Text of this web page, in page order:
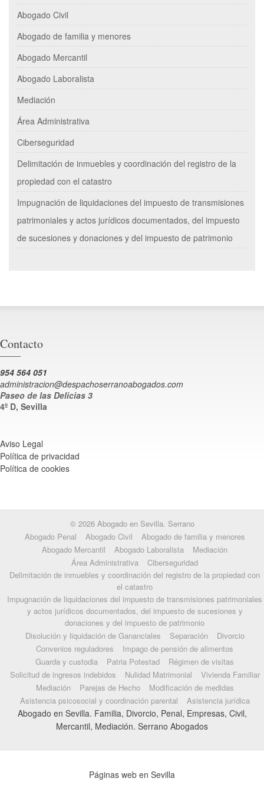
Abogado Civil
Abogado de familia y menores
Abogado Mercantil
Abogado Laboralista
Mediación
Área Administrativa
Ciberseguridad
Delimitación de inmuebles y coordinación del registro de la
propiedad con el catastro
Impugnación de liquidaciones del impuesto de transmisiones
patrimoniales y actos jurídicos documentados, del impuesto
de sucesiones y donaciones y del impuesto de patrimonio
Contacto
954 564 051
administracion@despachoserranoabogados.com
Paseo de las Delicias 3
4º D, Sevilla
Aviso Legal
Política de privacidad
Política de cookies
© 2026 Abogado en Sevilla. Serrano
Abogado Penal
Abogado Civil
Abogado de familia y menores
Abogado Mercantil
Abogado Laboralista
Mediación
Área Administrativa
Ciberseguridad
Delimitación de inmuebles y coordinación del registro de la propiedad con
el catastro
Impugnación de liquidaciones del impuesto de transmisiones patrimoniales
y actos jurídicos documentados, del impuesto de sucesiones y
donaciones y del impuesto de patrimonio
Disolución y liquidación de Gananciales
Separación
Divorcio
Convenios reguladores
Impago de pensión de alimentos
Guarda y custodia
Patria Potestad
Régimen de visitas
Solicitud de ingresos indebidos
Nulidad Matrimonial
Vivienda Familiar
Mediación
Parejas de Hecho
Modificación de medidas
Asistencia psicosocial y coordinación parental
Asistencia jurídica
Abogado en Sevilla. Familia, Divorcio, Penal, Empresas, Civil,
Mercantil, Mediación. Serrano Abogados
Páginas web en Sevilla